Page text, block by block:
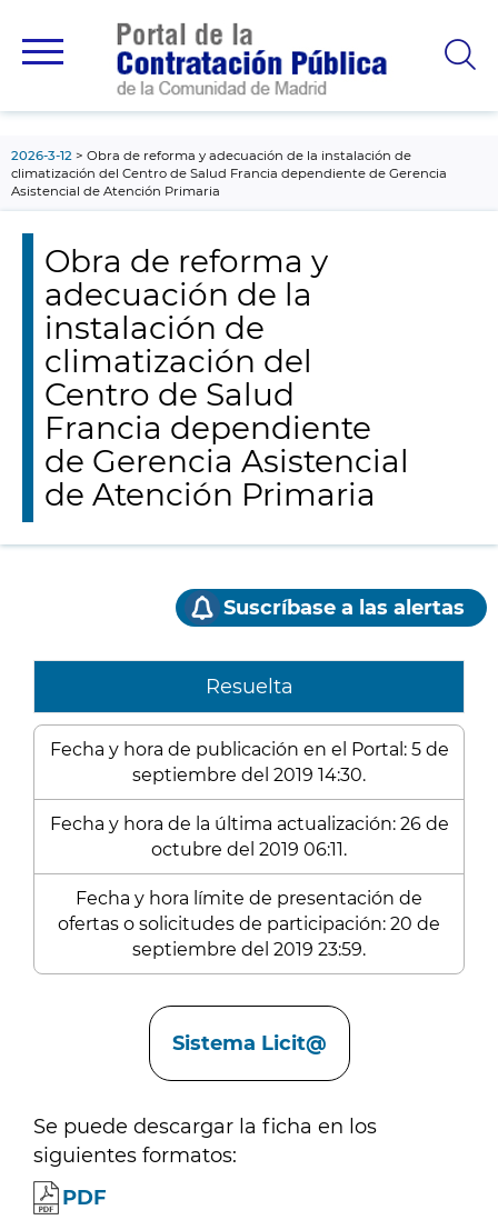
principal
2026-3-12
Obra de reforma y adecuación de la instalación de
climatización del Centro de Salud Francia dependiente de Gerencia
Asistencial de Atención Primaria
Obra de reforma y
adecuación de la
instalación de
climatización del
Centro de Salud
Francia dependiente
de Gerencia Asistencial
de Atención Primaria
Suscríbase a las alertas
Resuelta
Fecha y hora de publicación en el Portal: 5 de
septiembre del 2019 14:30.
Fecha y hora de la última actualización: 26 de
octubre del 2019 06:11.
Fecha y hora límite de presentación de
ofertas o solicitudes de participación: 20 de
septiembre del 2019 23:59.
Sistema Licit@
Se puede descargar la ficha en los
siguientes formatos:
PDF